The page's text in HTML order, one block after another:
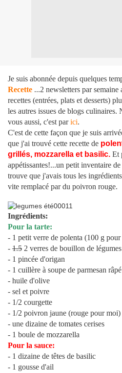
Je suis abonnée depuis quelques
Recette ...2 newsletters par
recettes (entrées, plats et desserts)
les autres issues de blogs culinaires.
vous aussi, c'est parici.
C'est de cette façon que je suis
que j'ai trouvé cette recette de
grillés, mozzarella et basilic. Et
appétissantes!...un petit inventaire
trouve que j'avais tous les
vite remplacé par du poivron rouge.
Ingrédients:
Pour la tarte:
- 1 petit verre de polenta (100 g
- 1.5 2 verres de bouillon de légumes
- 1 pincée d'origan
- 1 cuillère à soupe de parmesan râpé
- huile d'olive
- sel et poivre
- 1/2 courgette
- 1/2 poivron jaune (rouge pour moi)
- une dizaine de tomates cerises
- 1 boule de mozzarella
Pour la sauce:
- 1 dizaine de têtes de basilic
- 1 gousse d'ail